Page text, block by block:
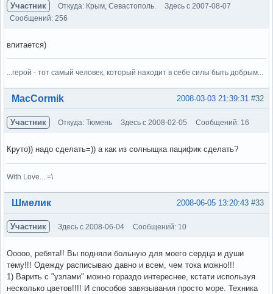
Участник Откуда: Крым, Севастополь.
Здесь с 2007-08-07
Сообщений: 256
впитается)
...герой - тот самый человек, который находит в себе силы быть добрым...
Вне форума #32
2008-03-03 21:39:31
MacCormik
Участник Откуда: Тюмень Здесь с 2008-02-05 Сообщений: 16
Круто)) надо сделать=)) а как из солныщка пацифик сделать?
With Love....=\
Вне форума #33
2008-06-05 13:20:43
Шмелик
Участник Здесь с 2008-06-04 Сообщений: 10
Ооооо, ребята!! Вы подняли больную для моего сердца и души
тему!!! Одежду расписываю давно и всем, чем тока можно!!!
1) Варить с "узлами" можно гораздо интереснее, кстати используя
несколько цветов!!!! И способов завязывания просто море. Техника